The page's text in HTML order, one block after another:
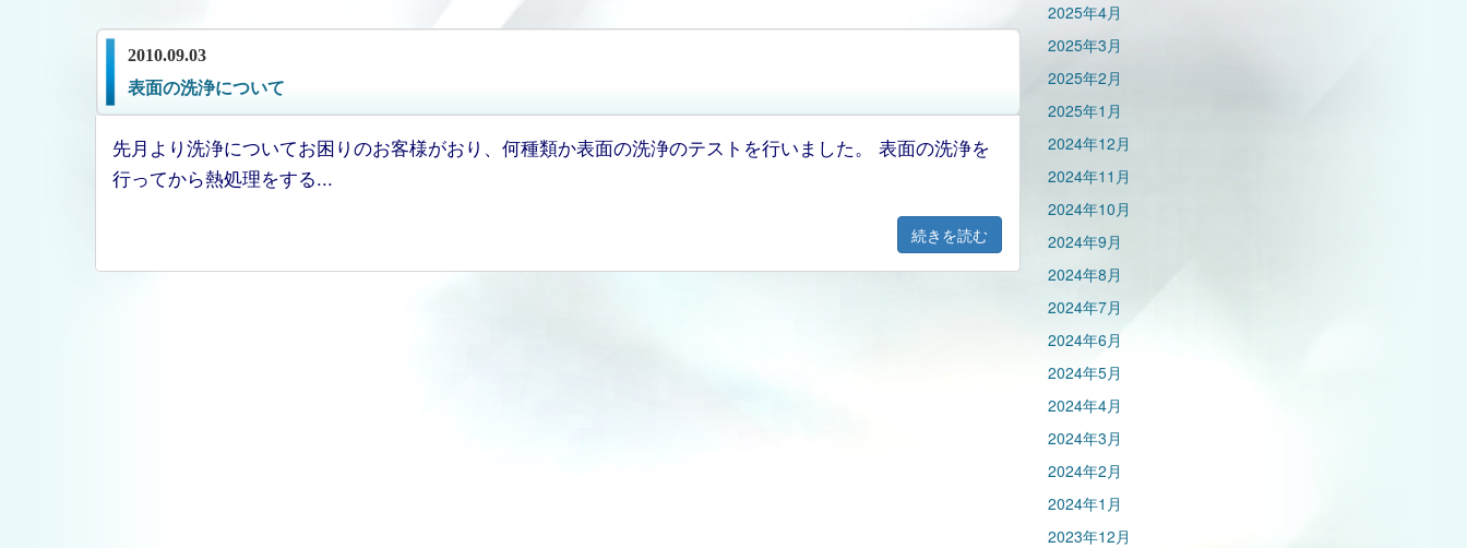
2010.09.03
表面の洗浄について
先月より洗浄についてお困りのお客様がおり、何種類か表面の洗浄のテストを行いました。 表面の洗浄を
行ってから熱処理をする...
続きを読む
2025年4月
2025年3月
2025年2月
2025年1月
2024年12月
2024年11月
2024年10月
2024年9月
2024年8月
2024年7月
2024年6月
2024年5月
2024年4月
2024年3月
2024年2月
2024年1月
2023年12月